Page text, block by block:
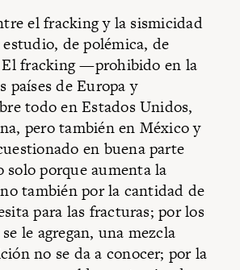
el fracking y la sismicidad
de polémica, de
El fracking —prohibido en la
países de Europa y
todo en Estados Unidos,
pero también en México y
en buena parte
solo porque aumenta la
también por la cantidad de
para las fracturas; por los
le agregan, una mezcla
no se da a conocer; por la